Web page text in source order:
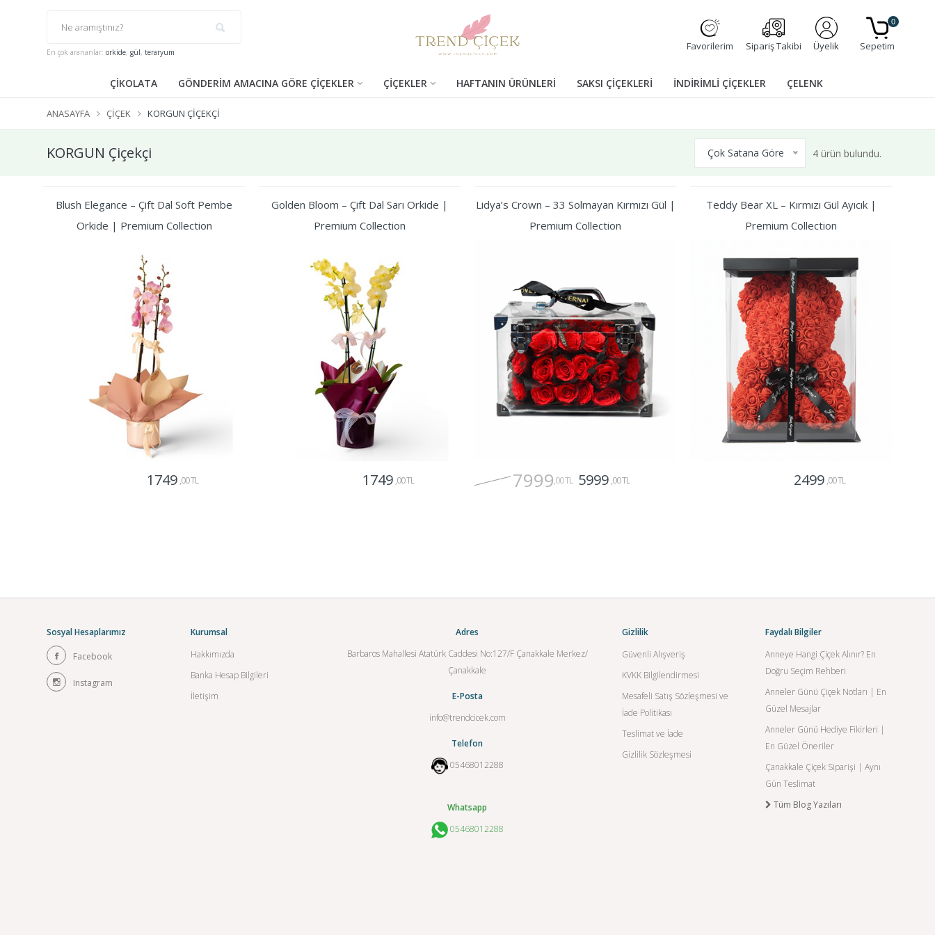
En çok arananlar: orkide, gül, teraryum Favorilerim Sipariş Takibi Üyelik Sepetim
0
ÇİKOLATA GÖNDERİM AMACINA GÖRE ÇİÇEKLER ÇİÇEKLER HAFTANIN ÜRÜNLERİ SAKSI ÇİÇEKLERİ İNDİRİMLİ ÇİÇEKLER ÇELENK
ANASAYFA ÇIÇEK KORGUN ÇIÇEKÇI
KORGUN Çiçekçi Çok Satana Göre 4 ürün bulundu.
Blush Elegance – Çift Dal Soft Pembe
Orkide | Premium Collection
1749 ,00 TL
Golden Bloom – Çift Dal Sarı Orkide |
Premium Collection
1749 ,00 TL
Lidya’s Crown – 33 Solmayan Kırmızı Gül |
Premium Collection
7999,00 TL 5999 ,00 TL
Teddy Bear XL – Kırmızı Gül Ayıcık |
Premium Collection
2499 ,00 TL
Sosyal Hesaplarımız
Facebook
Instagram
Kurumsal
Hakkımızda
Banka Hesap Bilgileri
İletişim
Adres
Barbaros Mahallesi Atatürk Caddesi No:127/F Çanakkale Merkez/
Çanakkale
E-Posta
info@trendcicek.com
Telefon
05468012288
Whatsapp
05468012288
Gizlilik
Güvenli Alışveriş
KVKK Bilgilendirmesi
Mesafeli Satış Sözleşmesi ve
İade Politikası
Teslimat ve İade
Gizlilik Sözleşmesi
Faydalı Bilgiler
Anneye Hangi Çiçek Alınır? En
Doğru Seçim Rehberi
Anneler Günü Çiçek Notları | En
Güzel Mesajlar
Anneler Günü Hediye Fikirleri |
En Güzel Öneriler
Çanakkale Çiçek Siparişi | Aynı
Gün Teslimat
Tüm Blog Yazıları